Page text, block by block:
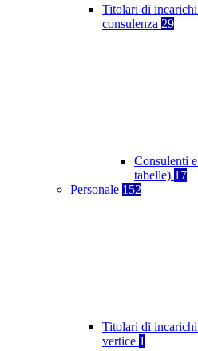
Titolari di
consulenza 29
Consulenti
tabelle) 17
Personale 152
Titolari di
vertice 1